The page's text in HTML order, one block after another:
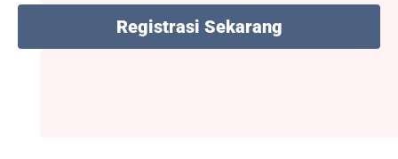
Registrasi Sekarang